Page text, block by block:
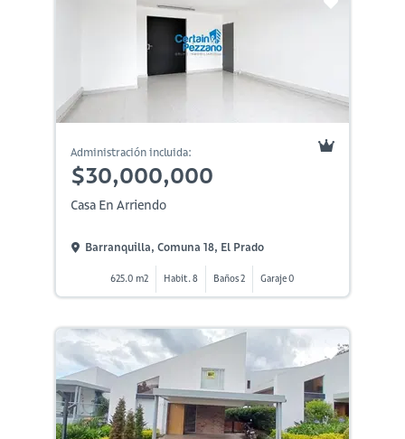
Administración incluida:
$30,000,000
Casa En Arriendo
Barranquilla, Comuna 18, El Prado
625.0 m2 Habit. 8 Baños 2 Garaje 0